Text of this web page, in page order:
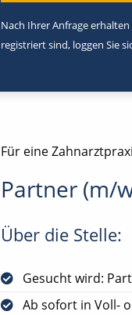
Nach Ihrer Anfrage
registriert sind, loggen Sie
Für eine
Partner (m/
Über die Stelle:
Gesucht wird:
Ab sofort in Voll-